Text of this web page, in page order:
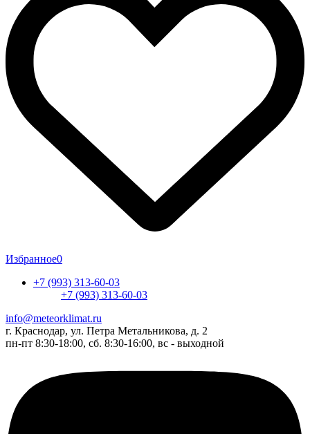
Избранное0
+7 (993) 313-60-03
+7 (993) 313-60-03
info@meteorklimat.ru
г. Краснодар, ул. Петра Метальникова, д. 2
пн-пт 8:30-18:00, сб. 8:30-16:00, вс - выходной